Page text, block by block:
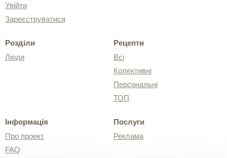
Увійти
Зареєструватися
Розділи
Люди
Рецепти
Всі
Колективні
Персональні
ТОП
Інформація
Про проект
FAQ
Послуги
Реклама